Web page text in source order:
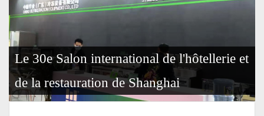
Le 30e Salon international de l'hôtellerie et
de la restauration de Shanghai